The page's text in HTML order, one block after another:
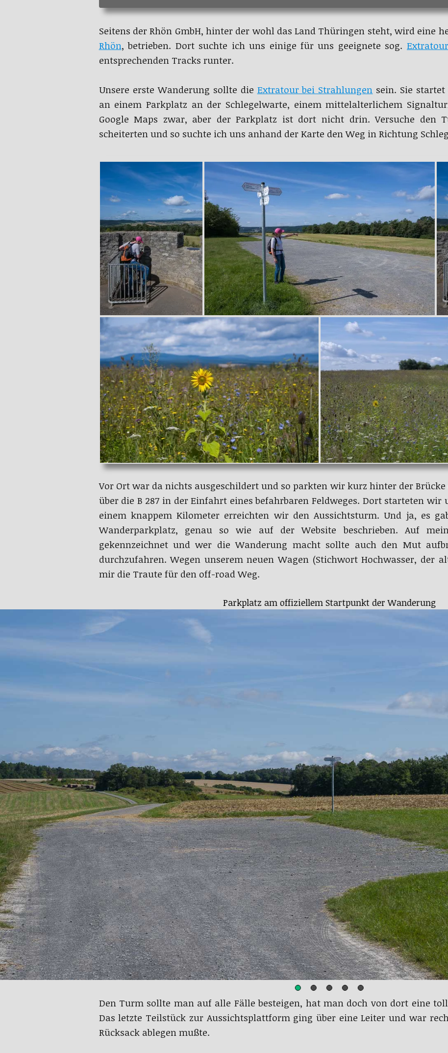
Seitens der Rhön GmbH, hinter der wohl das Land Thüringen steht, wird eine
Rhön, betrieben. Dort suchte ich uns einige für uns geeignete sog.
entsprechenden Tracks runter.
Unsere erste Wanderung sollte die Extratour bei Strahlungen sein. Sie
an einem Parkplatz an der Schlegelwarte, einem mittelalterlichem
Google Maps zwar, aber der Parkplatz ist dort nicht drin. Versuche den
scheiterten und so suchte ich uns anhand der Karte den Weg in Richtung
Vor Ort war da nichts ausgeschildert und so parkten wir kurz hinter der Brücke
über die B 287 in der Einfahrt eines befahrbaren Feldweges. Dort starteten
einem knappem Kilometer erreichten wir den Aussichtsturm. Und ja, es
Wanderparkplatz, genau so wie auf der Website beschrieben. Auf
gekennzeichnet und wer die Wanderung macht sollte auch den Mut
durchzufahren. Wegen unserem neuen Wagen (Stichwort Hochwasser, der
mir die Traute für den off-road Weg.
Blick auf Strahlungen
Den Turm sollte man auf alle Fälle besteigen, hat man doch von dort eine
Das letzte Teilstück zur Aussichtsplattform ging über eine Leiter und war
Rücksack ablegen mußte.